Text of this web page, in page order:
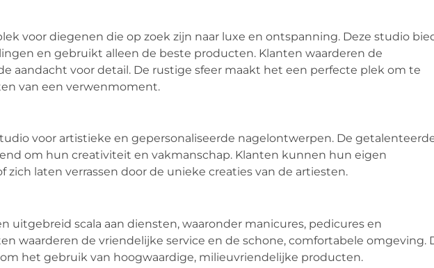
voor diegenen die op zoek zijn naar luxe en ontspanning. Deze studio
en gebruikt alleen de beste producten. Klanten waarderen de
aandacht voor detail. De rustige sfeer maakt het een perfecte plek om te
van een verwenmoment.
voor artistieke en gepersonaliseerde nagelontwerpen. De
om hun creativiteit en vakmanschap. Klanten kunnen hun eigen
laten verrassen door de unieke creaties van de artiesten.
uitgebreid scala aan diensten, waaronder manicures, pedicures en
waarderen de vriendelijke service en de schone, comfortabele omgeving.
het gebruik van hoogwaardige, milieuvriendelijke producten.